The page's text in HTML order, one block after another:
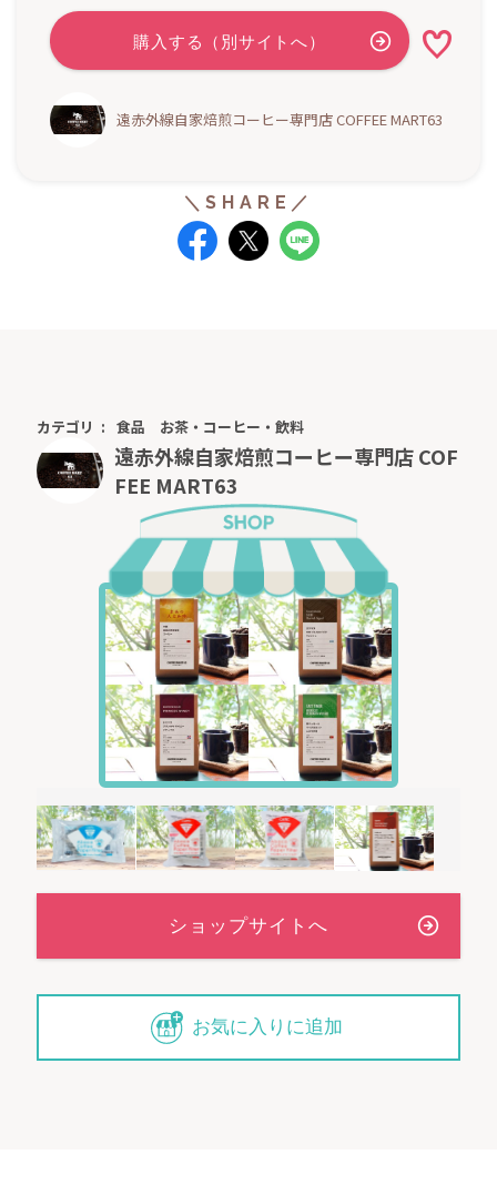
遠赤外線自家焙煎コーヒー専門店 COFFEE MART63
カテゴリ 食品 お茶・コーヒー・飲料
遠赤外線自家焙煎コーヒー専門店 COF
FEE MART63
お気に入りに追加